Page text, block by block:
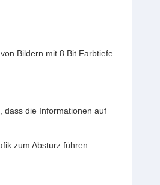
Bildern mit 8 Bit Farbtiefe
dass die Informationen auf
zum Absturz führen.